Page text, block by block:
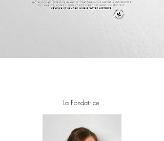
La Fondatrice